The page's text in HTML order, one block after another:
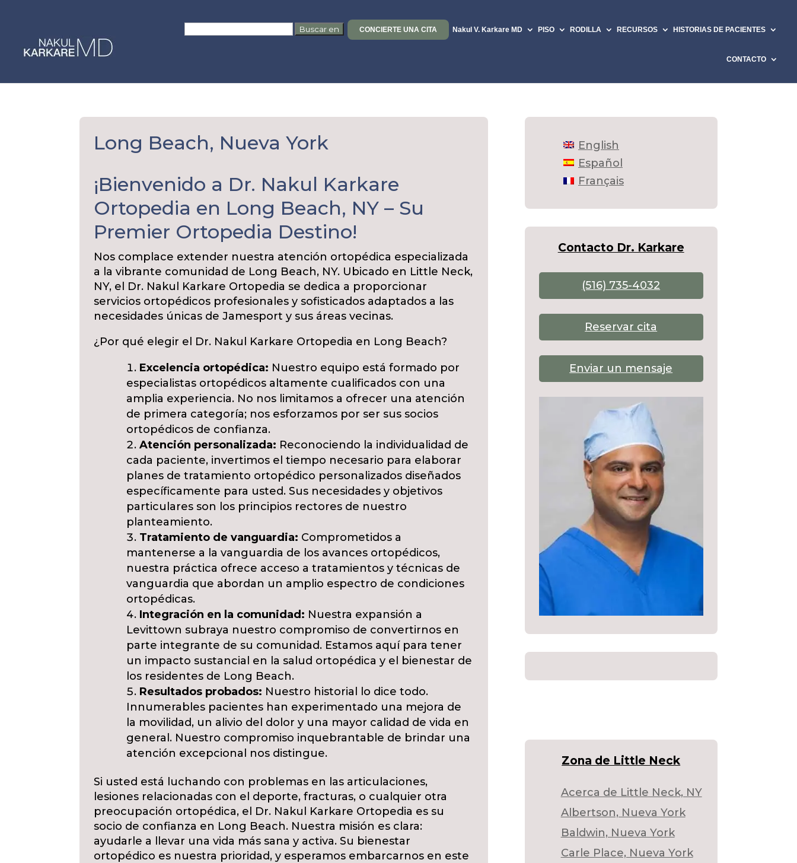
for:
CONCIERTE UNA CITA Nakul V. Karkare MD PISO RODILLA RECURSOS HISTORIAS DE PACIENTES
CONTACTO
Long Beach, Nueva York
¡Bienvenido a Dr. Nakul Karkare
Ortopedia en Long Beach, NY – Su
Premier Ortopedia Destino!
Nos complace extender nuestra atención ortopédica especializada
a la vibrante comunidad de Long Beach, NY. Ubicado en Little Neck,
NY, el Dr. Nakul Karkare Ortopedia se dedica a proporcionar
servicios ortopédicos profesionales y sofisticados adaptados a las
necesidades únicas de Jamesport y sus áreas vecinas.
¿Por qué elegir el Dr. Nakul Karkare Ortopedia en Long Beach?
Excelencia ortopédica: Nuestro equipo está formado por
especialistas ortopédicos altamente cualificados con una
amplia experiencia. No nos limitamos a ofrecer una atención
de primera categoría; nos esforzamos por ser sus socios
ortopédicos de confianza.
Atención personalizada: Reconociendo la individualidad de
cada paciente, invertimos el tiempo necesario para elaborar
planes de tratamiento ortopédico personalizados diseñados
específicamente para usted. Sus necesidades y objetivos
particulares son los principios rectores de nuestro
planteamiento.
Tratamiento de vanguardia: Comprometidos a
mantenerse a la vanguardia de los avances ortopédicos,
nuestra práctica ofrece acceso a tratamientos y técnicas de
vanguardia que abordan un amplio espectro de condiciones
ortopédicas.
Integración en la comunidad: Nuestra expansión a
Levittown subraya nuestro compromiso de convertirnos en
parte integrante de su comunidad. Estamos aquí para tener
un impacto sustancial en la salud ortopédica y el bienestar de
los residentes de Long Beach.
Resultados probados: Nuestro historial lo dice todo.
Innumerables pacientes han experimentado una mejora de
la movilidad, un alivio del dolor y una mayor calidad de vida en
general. Nuestro compromiso inquebrantable de brindar una
atención excepcional nos distingue.
Si usted está luchando con problemas en las articulaciones,
lesiones relacionadas con el deporte, fracturas, o cualquier otra
preocupación ortopédica, el Dr. Nakul Karkare Ortopedia es su
socio de confianza en Long Beach. Nuestra misión es clara:
ayudarle a llevar una vida más sana y activa. Su bienestar
ortopédico es nuestra prioridad, y esperamos embarcarnos en este
English
Español
Français
Contacto Dr. Karkare
(516) 735-4032
Reservar cita
Enviar un mensaje
Zona de Little Neck
Acerca de Little Neck, NY
Albertson, Nueva York
Baldwin, Nueva York
Carle Place, Nueva York